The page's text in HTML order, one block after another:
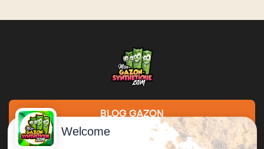
BLOG GAZON
Welcome